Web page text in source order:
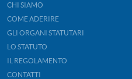
CHI SIAMO
COME ADERIRE
GLI ORGANI STATUTARI
LO STATUTO
IL REGOLAMENTO
CONTATTI